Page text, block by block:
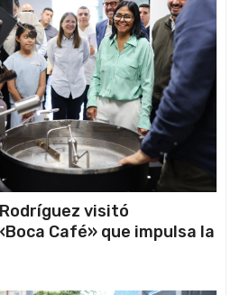
visitó
Café» que impulsa la
hacia mercados